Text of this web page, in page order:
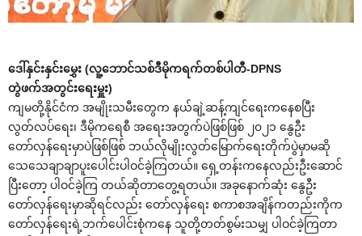
ဒေါ်နှင်းနှင်းမွှေး (လူ့ဘောင်သစ်ဒီမိုကရက်တစ်ပါတီ-DPNS
တွဲဖက်အတွင်းရေးမှူး)
ကျမတို့နိုင်ငံက အမျိုးသမီးတွေက နယ်ချဲ့ဆန့်ကျင်ရေးကနေစပြီး
လွတ်လပ်ရေး၊ ဒီမိုကရေစီ အရေးအတွက်ပဲဖြစ်ဖြစ် ၂၀၂၁ နွေဦး
တော်လှန်ရေးမှာပဲဖြစ်ဖြစ် ဘယ်လိုမျိုးလွတ်မြောက်ရေးတိုက်ပွဲမှာမဆို
သေသေချာချာပူးပေါင်းပါဝင်ခဲ့ကြတယ်။ ရှေ့တန်းကနေလည်းဦးဆောင်
ပြီးတော့ ပါဝင်ခဲ့ကြ တယ်ဆိုတာတွေ့ရတယ်။ အခုနောက်ဆုံး နွေဦး
တော်လှန်ရေးမှာဆိုရင်လည်း တော်လှန်ရေး စကာစအချိန်ကတည်းကိုက
တော်လှန်ရေးရဲ့ဘက်ပေါင်းစုံကနေ သူတို့တတ်စွမ်းသမျှ ပါဝင်ခဲ့ကြတာ